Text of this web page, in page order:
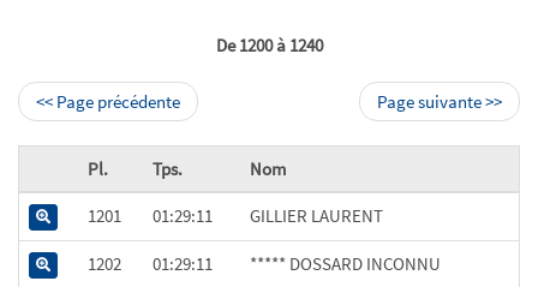
De 1200 à 1240
<< Page précédente Page suivante >>
Pl. Tps. Nom
1201 01:29:11 GILLIER LAURENT
1202 01:29:11 ***** DOSSARD INCONNU